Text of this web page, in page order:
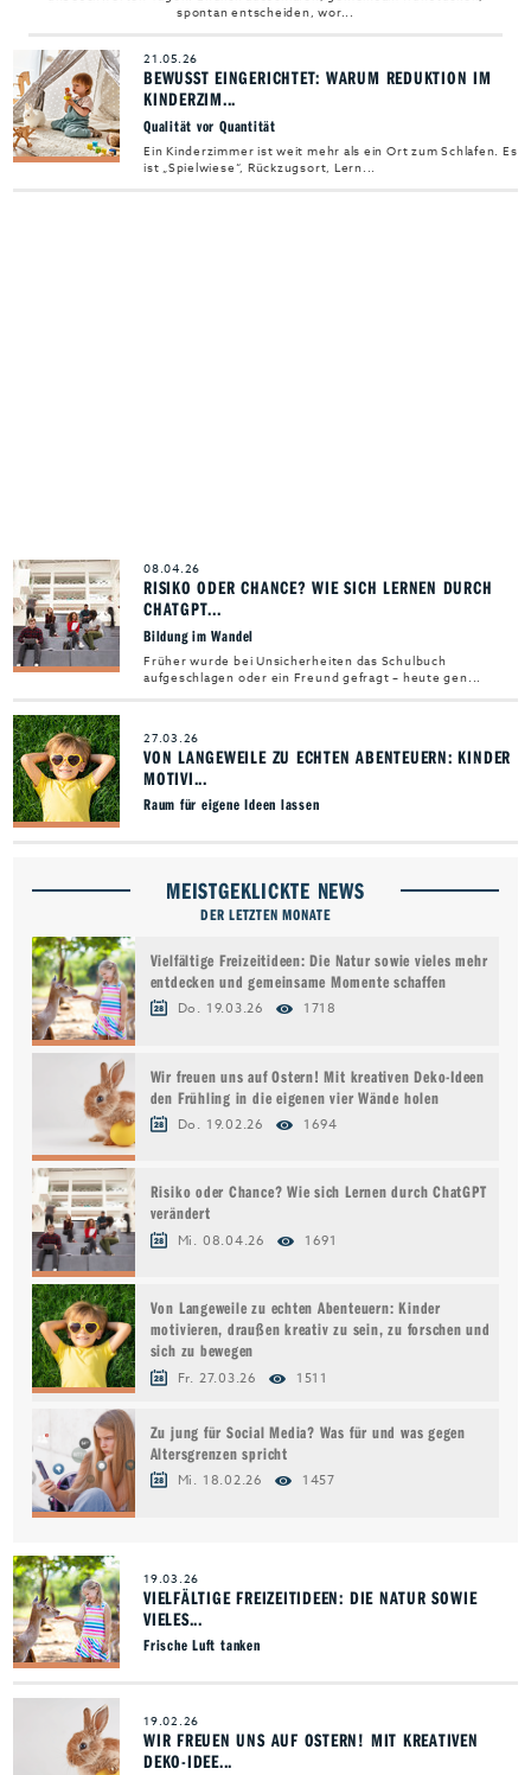
Jobs & Karriere
MEHR+
spontan entscheiden, wor...
21.05.26
BEWUSST EINGERICHTET: WARUM REDUKTION IM
KINDERZIM...
Qualität vor Quantität
Ein Kinderzimmer ist weit mehr als ein Ort zum Schlafen. Es
ist „Spielwiese“, Rückzugsort, Lern...
08.04.26
RISIKO ODER CHANCE? WIE SICH LERNEN DURCH
CHATGPT...
Bildung im Wandel
Früher wurde bei Unsicherheiten das Schulbuch
aufgeschlagen oder ein Freund gefragt – heute gen...
27.03.26
VON LANGEWEILE ZU ECHTEN ABENTEUERN: KINDER
MOTIVI...
Raum für eigene Ideen lassen
MEISTGEKLICKTE NEWS
DER LETZTEN MONATE
Vielfältige Freizeitideen: Die Natur sowie vieles mehr
entdecken und gemeinsame Momente schaffen
Do. 19.03.26 1718
Wir freuen uns auf Ostern! Mit kreativen Deko-Ideen
den Frühling in die eigenen vier Wände holen
Do. 19.02.26 1694
Risiko oder Chance? Wie sich Lernen durch ChatGPT
verändert
Mi. 08.04.26 1691
Von Langeweile zu echten Abenteuern: Kinder
motivieren, draußen kreativ zu sein, zu forschen und
sich zu bewegen
Fr. 27.03.26 1511
Zu jung für Social Media? Was für und was gegen
Altersgrenzen spricht
Mi. 18.02.26 1457
19.03.26
VIELFÄLTIGE FREIZEITIDEEN: DIE NATUR SOWIE
VIELES...
Frische Luft tanken
19.02.26
WIR FREUEN UNS AUF OSTERN! MIT KREATIVEN
DEKO-IDEE...